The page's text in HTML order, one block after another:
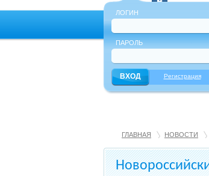
ЛОГИН
ПАРОЛЬ
Регистрация
ГЛАВНАЯ НОВОСТИ